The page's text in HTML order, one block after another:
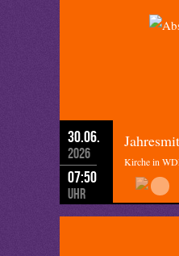
30.06.
2026
07:50
Uhr
Kirche in